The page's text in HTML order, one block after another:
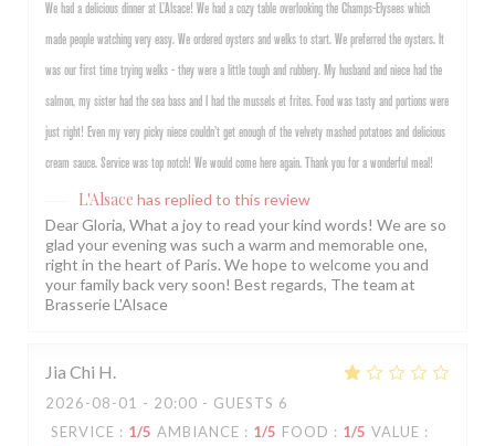
We had a delicious dinner at L’Alsace! We had a cozy table overlooking the Champs-Elysees which
made people watching very easy. We ordered oysters and welks to start. We preferred the oysters. It
was our first time trying welks - they were a little tough and rubbery. My husband and niece had the
salmon, my sister had the sea bass and I had the mussels et frites. Food was tasty and portions were
just right! Even my very picky niece couldn’t get enough of the velvety mashed potatoes and delicious
cream sauce. Service was top notch! We would come here again. Thank you for a wonderful meal!
L'Alsace has replied to this review
Dear Gloria, What a joy to read your kind words! We are so
glad your evening was such a warm and memorable one,
right in the heart of Paris. We hope to welcome you and
your family back very soon! Best regards, The team at
Brasserie L'Alsace
Jia Chi H
2026-08-01 - 20:00 - GUESTS 6
SERVICE : 1/5 AMBIANCE : 1/5 FOOD : 1/5 VALUE :